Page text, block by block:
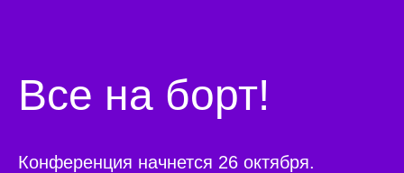
Все на борт!
Конференция начнется 26 октября.